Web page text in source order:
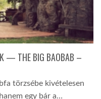
— THE BIG BAOBAB –
törzsébe kivételesen
egy bár a…